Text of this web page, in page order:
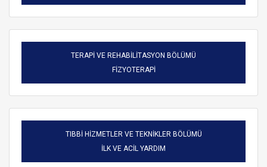
TERAPİ VE REHABİLİTASYON BÖLÜMÜ
FİZYOTERAPİ
TIBBİ HİZMETLER VE TEKNİKLER BÖLÜMÜ
İLK VE ACİL YARDIM